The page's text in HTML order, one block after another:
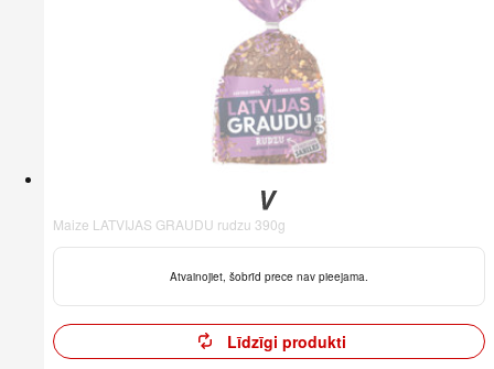
Maize LATVIJAS GRAUDU rudzu 390g
Atvainojiet, šobrīd prece nav pieejama.
Līdzīgi produkti